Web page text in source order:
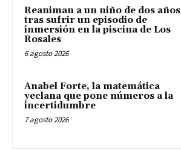
Reaniman a un niño de dos años
tras sufrir un episodio de
inmersión en la piscina de Los
Rosales
6 agosto 2026
Anabel Forte, la matemática
yeclana que pone números a la
incertidumbre
7 agosto 2026